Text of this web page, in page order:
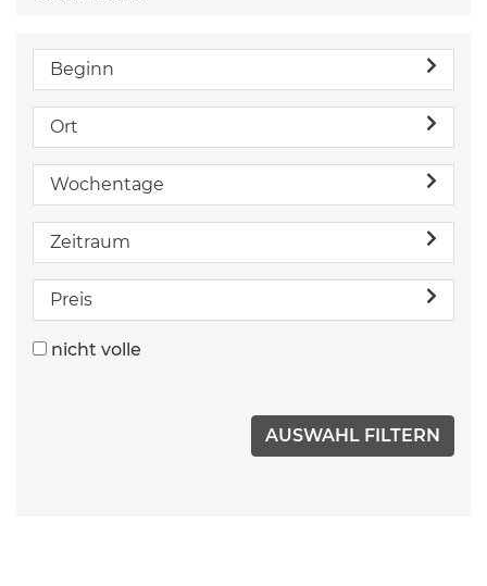
Beginn
Ort
Wochentage
Zeitraum
Preis
nicht volle